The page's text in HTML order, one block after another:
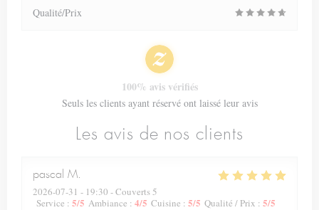
Les avis de nos clients
pascal M
2026-07-31 - 19:30 - Couverts 5
Service : 5/5 Ambiance : 4/5 Cuisine : 5/5 Qualité / Prix : 5/5
Qualité/Prix
100% avis vérifiés
Seuls les clients ayant réservé ont laissé leur avis